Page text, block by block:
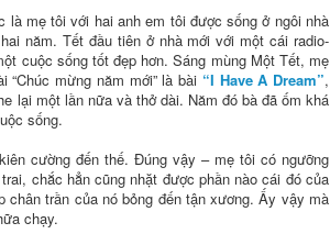
mẹ tôi với hai anh em tôi được sống ở ngôi nhà
năm. Tết đầu tiên ở nhà mới với một cái radio-
cuộc sống tốt đẹp hơn. Sáng mùng Một Tết, mẹ
mừng năm mới” là bài “I Have A Dream”,
lại một lần nữa và thở dài. Năm đó bà đã ốm khá
sống.
cường đến thế. Đúng vậy – mẹ tôi có ngưỡng
chắc hẳn cũng nhặt được phần nào cái đó của
trần của nó bỏng đến tận xương. Ấy vậy mà
chạy.